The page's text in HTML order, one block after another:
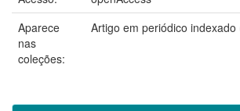
Aparece
nas
coleções:
Artigo em periódico indexado